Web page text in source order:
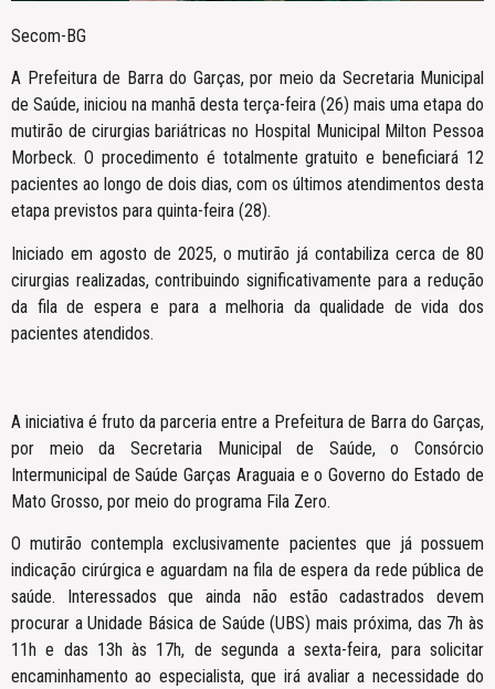
Secom-BG
A Prefeitura de Barra do Garças, por meio da Secretaria Municipal
de Saúde, iniciou na manhã desta terça-feira (26) mais uma etapa do
mutirão de cirurgias bariátricas no Hospital Municipal Milton Pessoa
Morbeck. O procedimento é totalmente gratuito e beneficiará 12
pacientes ao longo de dois dias, com os últimos atendimentos desta
etapa previstos para quinta-feira (28).
Iniciado em agosto de 2025, o mutirão já contabiliza cerca de 80
cirurgias realizadas, contribuindo significativamente para a redução
da fila de espera e para a melhoria da qualidade de vida dos
pacientes atendidos.
A iniciativa é fruto da parceria entre a Prefeitura de Barra do Garças,
por meio da Secretaria Municipal de Saúde, o Consórcio
Intermunicipal de Saúde Garças Araguaia e o Governo do Estado de
Mato Grosso, por meio do programa Fila Zero.
O mutirão contempla exclusivamente pacientes que já possuem
indicação cirúrgica e aguardam na fila de espera da rede pública de
saúde. Interessados que ainda não estão cadastrados devem
procurar a Unidade Básica de Saúde (UBS) mais próxima, das 7h às
11h e das 13h às 17h, de segunda a sexta-feira, para solicitar
encaminhamento ao especialista, que irá avaliar a necessidade do